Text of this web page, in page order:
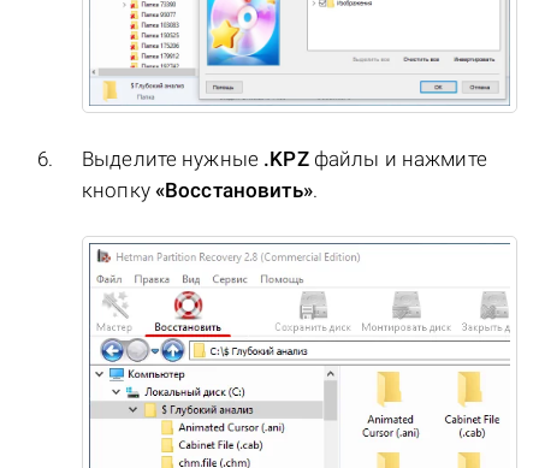
Выделите нужные .KPZфайлы и нажмите
кнопку «Восстановить».